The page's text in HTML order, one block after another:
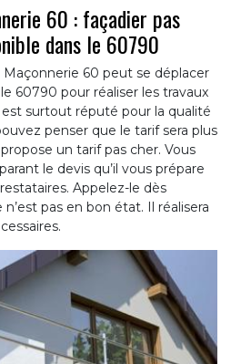
60 : façadier pas
dans le 60790
Maçonnerie 60 peut se déplacer
60790 pour réaliser les travaux
surtout réputé pour la qualité
penser que le tarif sera plus
un tarif pas cher. Vous
le devis qu’il vous prépare
Appelez-le dès
pas en bon état. Il réalisera